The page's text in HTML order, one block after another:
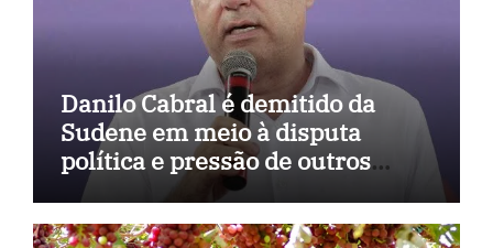
Danilo Cabral é demitido da
Sudene em meio à disputa
política e pressão de outros
estados